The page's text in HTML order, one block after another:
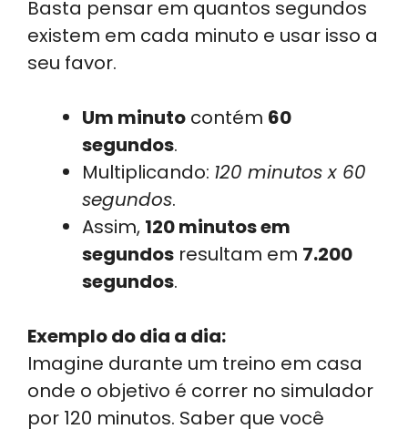
Basta pensar em quantos segundos
existem em cada minuto e usar isso a
seu favor.
Um minuto contém 60
segundos.
Multiplicando: 120 minutos x 60
segundos.
Assim, 120 minutos em
segundos resultam em 7.200
segundos.
Exemplo do dia a dia:
Imagine durante um treino em casa
onde o objetivo é correr no simulador
por 120 minutos. Saber que você